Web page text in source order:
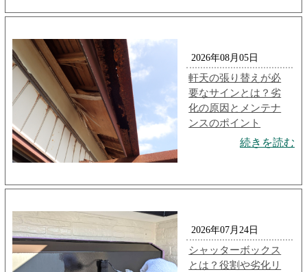
2026年08月05日
軒天の張り替えが必
要なサインとは？劣
化の原因とメンテナ
ンスのポイント
続きを読む
2026年07月24日
シャッターボックス
とは？役割や劣化リ